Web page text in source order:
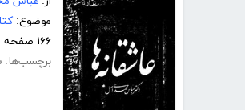
موضوع:
۱۶۶ صفحه
برچسب‌ها: